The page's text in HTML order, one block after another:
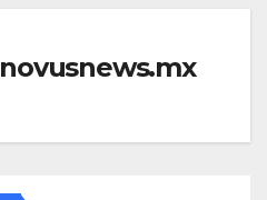
novusnews.mx